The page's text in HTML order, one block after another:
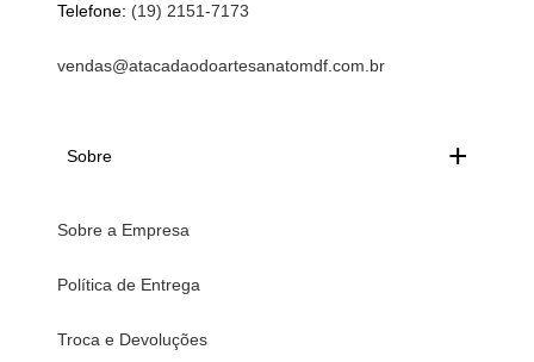
Telefone: (19) 2151-7173
vendas@atacadaodoartesanatomdf.com.br
Sobre
Sobre a Empresa
Política de Entrega
Troca e Devoluções